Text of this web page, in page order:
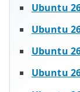
Ubuntu
Ubuntu
Ubuntu
Ubuntu